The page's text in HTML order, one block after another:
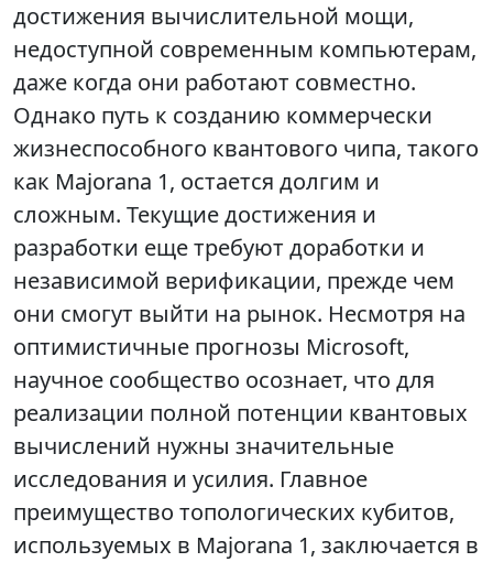
достижения вычислительной мощи,
недоступной современным компьютерам,
даже когда они работают совместно.
Однако путь к созданию коммерчески
жизнеспособного квантового чипа, такого
как Majorana 1, остается долгим и
сложным. Текущие достижения и
разработки еще требуют доработки и
независимой верификации, прежде чем
они смогут выйти на рынок. Несмотря на
оптимистичные прогнозы Microsoft,
научное сообщество осознает, что для
реализации полной потенции квантовых
вычислений нужны значительные
исследования и усилия. Главное
преимущество топологических кубитов,
используемых в Majorana 1, заключается в